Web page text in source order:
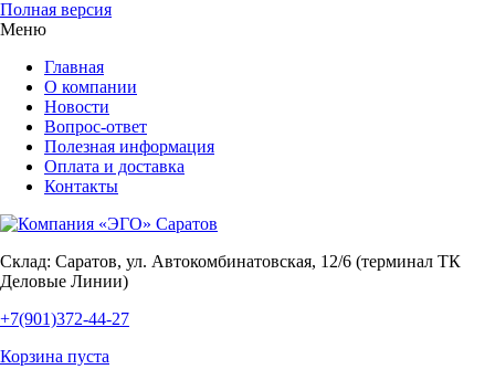
Полная версия
Меню
Главная
О компании
Новости
Вопрос-ответ
Полезная информация
Оплата и доставка
Контакты
Склад: Саратов, ул. Автокомбинатовская, 12/6 (терминал ТК
Деловые Линии)
+7(901)372-44-27
Корзина пуста